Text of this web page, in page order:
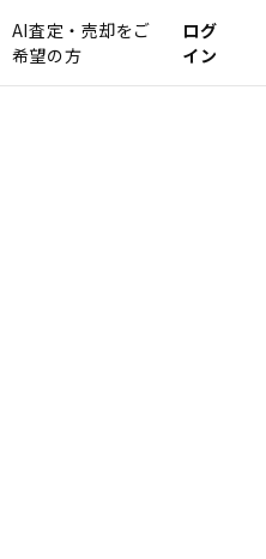
AI査定・売却をご
希望の方
ログ
イン